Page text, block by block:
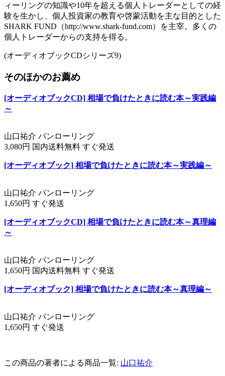
ィーリングの知識や10年を超える個人トレーダーとしての経
験を生かし、個人投資家の教育や啓蒙活動を主な目的とした
SHARK FUND（http://www.shark-fund.com）を主宰。多くの
個人トレーダーからの支持を得る。
(オーディオブックCDシリーズ9)
そのほかのお薦め
[オーディオブックCD] 相場で負けたときに読む本～実践編
～
山口祐介 パンローリング
3,080円 国内送料無料 すぐ発送
[オーディオブック] 相場で負けたときに読む本～実践編～
山口祐介 パンローリング
1,650円 すぐ発送
[オーディオブックCD] 相場で負けたときに読む本～真理編
～
山口祐介 パンローリング
1,650円 国内送料無料 すぐ発送
[オーディオブック] 相場で負けたときに読む本～真理編～
山口祐介 パンローリング
1,650円 すぐ発送
この商品の著者による商品一覧: 山口祐介